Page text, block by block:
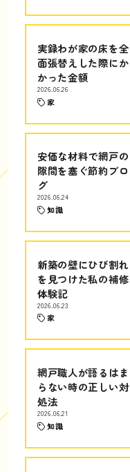
実録わが家の床を全
面張替えした際にか
かった金額
2026.06.26
家
安価な材料で網戸の
隙間を塞ぐ節約ブロ
グ
2026.06.24
知識
新築の壁にひび割れ
を見つけた私の補修
体験記
2026.06.23
家
網戸職人が語るはま
らない時の正しい対
処法
2026.06.21
知識